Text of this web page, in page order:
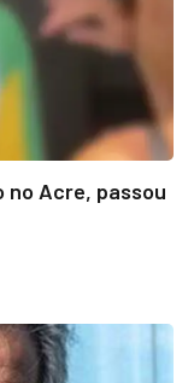
Acre, passou